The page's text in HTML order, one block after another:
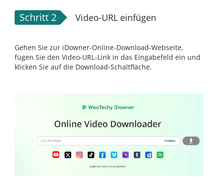
Schritt 2 Video-URL einfügen
Gehen Sie zur iDowner-Online-Download-Webseite,
fügen Sie den Video-URL-Link in das Eingabefeld ein und
klicken Sie auf die Download-Schaltfläche.